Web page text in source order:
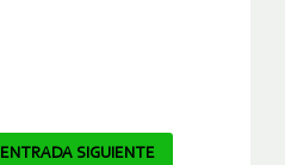
ENTRADA SIGUIENTE